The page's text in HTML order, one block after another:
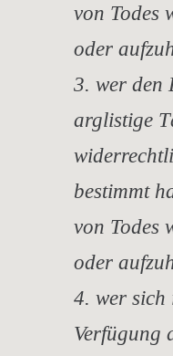
von Todes
oder
3. wer den
arglistige
bestimmt
von Todes
oder
4. wer sich
Verfügung